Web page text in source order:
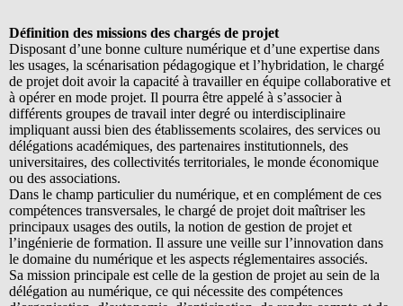
Définition des missions des chargés de projet
Disposant d’une bonne culture numérique et d’une expertise dans
les usages, la scénarisation pédagogique et l’hybridation, le chargé
de projet doit avoir la capacité à travailler en équipe collaborative et
à opérer en mode projet. Il pourra être appelé à s’associer à
différents groupes de travail inter degré ou interdisciplinaire
impliquant aussi bien des établissements scolaires, des services ou
délégations académiques, des partenaires institutionnels, des
universitaires, des collectivités territoriales, le monde économique
ou des associations.
Dans le champ particulier du numérique, et en complément de ces
compétences transversales, le chargé de projet doit maîtriser les
principaux usages des outils, la notion de gestion de projet et
l’ingénierie de formation. Il assure une veille sur l’innovation dans
le domaine du numérique et les aspects réglementaires associés.
Sa mission principale est celle de la gestion de projet au sein de la
délégation au numérique, ce qui nécessite des compétences